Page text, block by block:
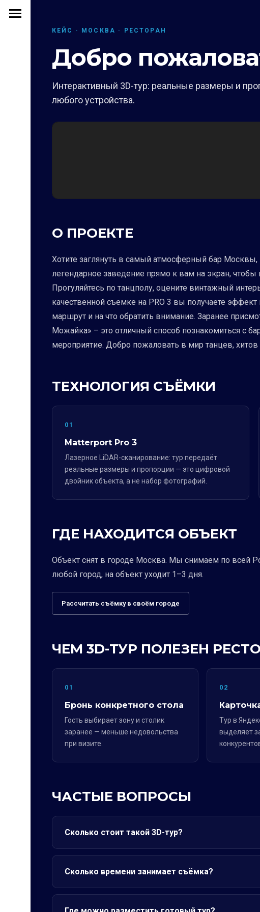
КЕЙС · МОСКВА · РЕСТОРАН
Добро
Интерактивный 3D-тур: реальные размеры и
любого устройства.
О ПРОЕКТЕ
Хотите заглянуть в самый атмосферный бар
легендарное заведение прямо к вам на экран,
Прогуляйтесь по танцполу, оцените винтажный
качественной съемке на PRO 3 вы получаете
маршрут и на что обратить внимание. Заранее
Можайка» – это отличный способ познакомиться с
мероприятие. Добро пожаловать в мир танцев,
ТЕХНОЛОГИЯ СЪЁМКИ
01
Matterport Pro 3
Лазерное LiDAR-сканирование: тур передаёт
реальные размеры и пропорции — это цифровой
двойник объекта, а не набор фотографий.
ГДЕ НАХОДИТСЯ ОБЪЕКТ
Объект снят в городе Москва. Мы снимаем по всей
любой город, на объект уходит 1–3 дня.
Рассчитать съёмку в своём городе
ЧЕМ 3D-ТУР ПОЛЕЗЕН
01
Бронь конкретного стола
Гость выбирает зону и столик
заранее — меньше недовольства
при визите.
02
Тур в
выделяет
ЧАСТЫЕ ВОПРОСЫ
Сколько стоит такой 3D-тур?
Сколько времени занимает съёмка?